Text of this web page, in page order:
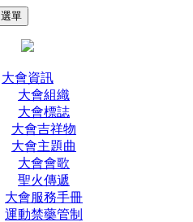
選單
大會資訊
大會組織
大會標誌
大會吉祥物
大會主題曲
大會會歌
聖火傳遞
大會服務手冊
運動禁藥管制